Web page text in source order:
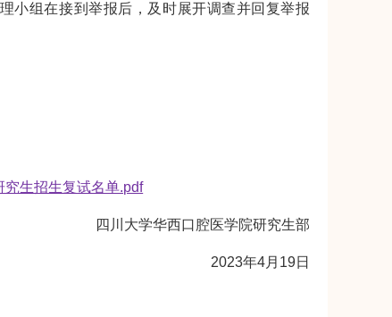
组在接到举报后，及时展开调查并回复举报
究生招生复试名单.pdf
四川大学华西口腔医学院研究生部
2023年4月19日